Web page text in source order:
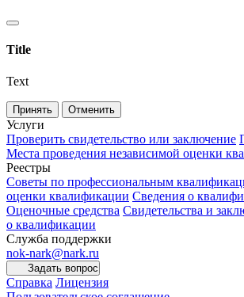
Title
Text
Принять Отменить
Услуги
Проверить свидетельство или заключение
Места проведения независимой оценки
Реестры
Советы по профессиональным
оценки квалификации Сведения о
Оценочные средства Свидетельства и
о квалификации
Служба поддержки
nok-nark@nark.ru
Задать вопрос
Справка Лицензия